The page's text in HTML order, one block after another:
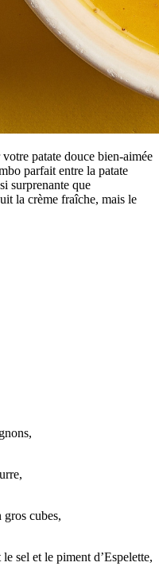
patate douce bien-aimée
parfait entre la patate
surprenante que
la crème fraîche, mais le
gros cubes,
sel et le piment d’Espelette,